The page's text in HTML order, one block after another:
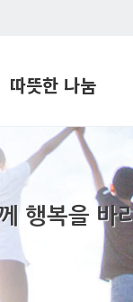
따뜻한 나눔
따뜻한 후원
따뜻한 봉사
장애친화공간
희망파트너
행복을 바